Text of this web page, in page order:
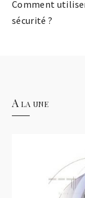
Comment
sécurité ?
A la une